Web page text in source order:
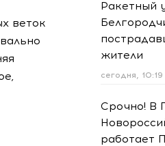
веток
Ракетный
жители
сегодня, 10:19
Срочно! В
работает